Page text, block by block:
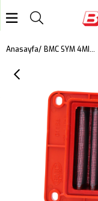
Anasayfa BMC SYM 4MICA, JET, KRN BT, SYMPHONY 50, 125, 200 KUTU İÇİ PERFORMANS HAVA FİLTRESİ FM01158